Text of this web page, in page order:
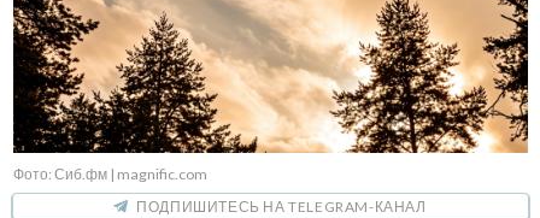
Фото: Сиб.фм | magnific.com
ПОДПИШИТЕСЬ НА TELEGRAM-КАНАЛ